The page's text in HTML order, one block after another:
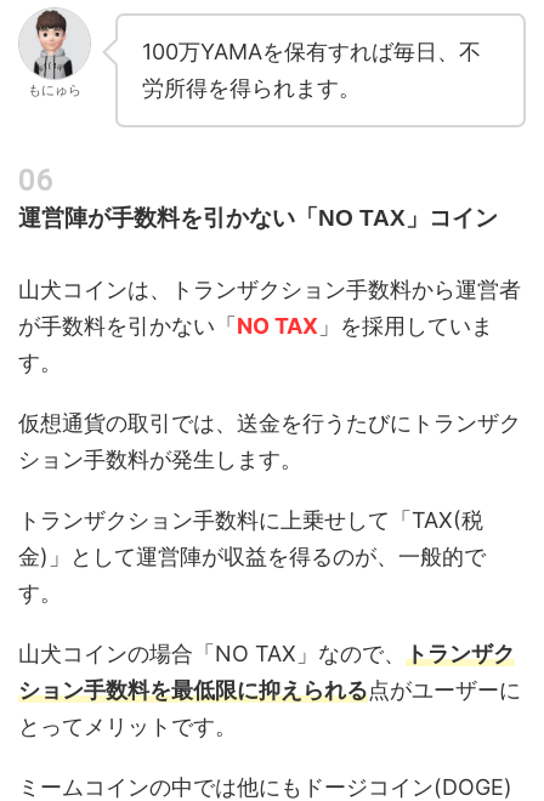
もにゅら
100万YAMAを保有すれば毎日、不
労所得を得られます。
運営陣が手数料を引かない「NO TAX」コイン
山犬コインは、トランザクション手数料から運営者
が手数料を引かない「NO TAX 」を採用していま
す。
仮想通貨の取引では、送金を行うたびにトランザク
ション手数料が発生します。
トランザクション手数料に上乗せして「TAX(税
金)」として運営陣が収益を得るのが、一般的で
す。
山犬コインの場合「NO TAX」なので、 トランザク
ション手数料を最低限に抑えられる点がユーザーに
とってメリットです。
ミームコインの中では他にもドージコイン(DOGE)